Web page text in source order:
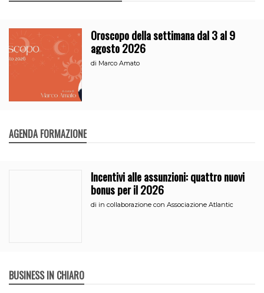
Oroscopo della settimana dal 3 al 9
agosto 2026
di Marco Amato
AGENDA FORMAZIONE
Incentivi alle assunzioni: quattro nuovi
bonus per il 2026
di in collaborazione con Associazione Atlantic
BUSINESS IN CHIARO